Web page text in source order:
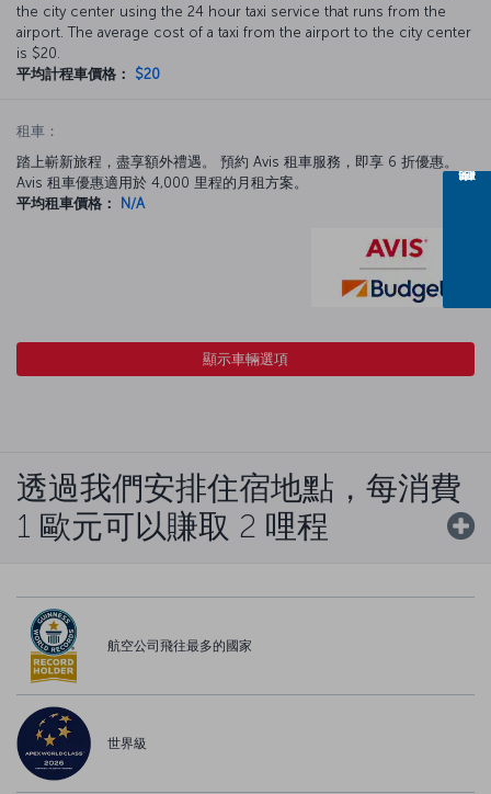
the city center using the 24 hour taxi service that runs from the
airport. The average cost of a taxi from the airport to the city center
is $20.
平均計程車價格：
$20
租車：
踏上嶄新旅程，盡享額外禮遇。 預約 Avis 租車服務，即享 6 折優惠。
Avis 租車優惠適用於 4,000 里程的月租方案。
平均租車價格：
N/A
顯示車輛選項
透過我們安排住宿地點，每消費
1 歐元可以賺取 2 哩程
航空公司飛往最多的國家
世界級